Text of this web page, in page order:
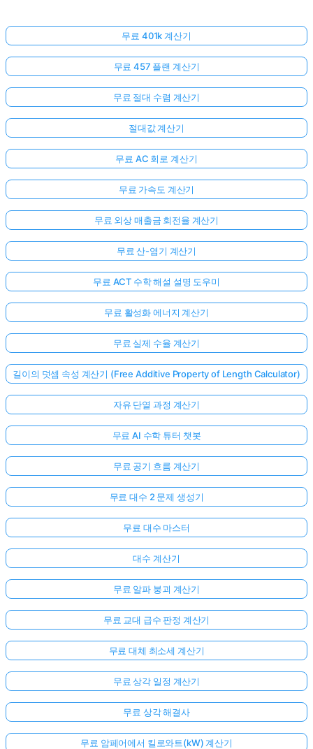
무료 401k 계산기
무료 457 플랜 계산기
무료 절대 수렴 계산기
절대값 계산기
무료 AC 회로 계산기
무료 가속도 계산기
무료 외상 매출금 회전율 계산기
무료 산-염기 계산기
무료 ACT 수학 해설 설명 도우미
무료 활성화 에너지 계산기
무료 실제 수율 계산기
길이의 덧셈 속성 계산기 (Free Additive Property of Length Calculator)
자유 단열 과정 계산기
무료 AI 수학 튜터 챗봇
무료 공기 흐름 계산기
무료 대수 2 문제 생성기
무료 대수 마스터
대수 계산기
무료 알파 붕괴 계산기
무료 교대 급수 판정 계산기
무료 대체 최소세 계산기
무료 상각 일정 계산기
무료 상각 해결사
무료 암페어에서 킬로와트(kW) 계산기